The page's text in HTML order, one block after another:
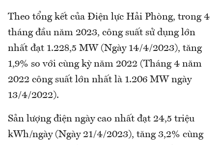
Theo tổng kết của Điện lực Hải Phòng, trong 4
tháng đầu năm 2023, công suất sử dụng lớn
nhất đạt 1.228,5 MW (Ngày 14/4/2023), tăng
1,9% so với cùng kỳ năm 2022 (Tháng 4 năm
2022 công suất lớn nhất là 1.206 MW ngày
13/4/2022).
Sản lượng điện ngày cao nhất đạt 24,5 triệu
kWh/ngày (Ngày 21/4/2023), tăng 3,2% cùng